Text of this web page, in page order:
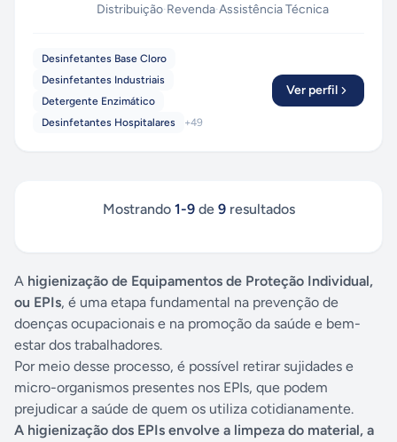
Distribuição·Revenda·Assistência Técnica
Desinfetantes Base Cloro
Desinfetantes Industriais
Detergente Enzimático
Desinfetantes Hospitalares
+49
Ver perfil
Mostrando 1-9de 9resultados
A higienização de Equipamentos de Proteção Individual,
ou EPIs, é uma etapa fundamental na prevenção de
doenças ocupacionais e na promoção da saúde e bem-
estar dos trabalhadores.
Por meio desse processo, é possível retirar sujidades e
micro-organismos presentes nos EPIs, que podem
prejudicar a saúde de quem os utiliza cotidianamente.
A higienização dos EPIs envolve a limpeza do material, a